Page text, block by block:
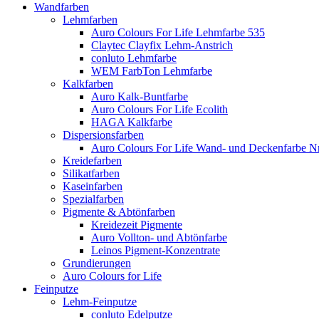
Wandfarben
Lehmfarben
Auro Colours For Life Lehmfarbe 535
Claytec Clayfix Lehm-Anstrich
conluto Lehmfarbe
WEM FarbTon Lehmfarbe
Kalkfarben
Auro Kalk-Buntfarbe
Auro Colours For Life Ecolith
HAGA Kalkfarbe
Dispersionsfarben
Auro Colours For Life Wand- und Deckenfarbe
Kreidefarben
Silikatfarben
Kaseinfarben
Spezialfarben
Pigmente & Abtönfarben
Kreidezeit Pigmente
Auro Vollton- und Abtönfarbe
Leinos Pigment-Konzentrate
Grundierungen
Auro Colours for Life
Feinputze
Lehm-Feinputze
conluto Edelputze